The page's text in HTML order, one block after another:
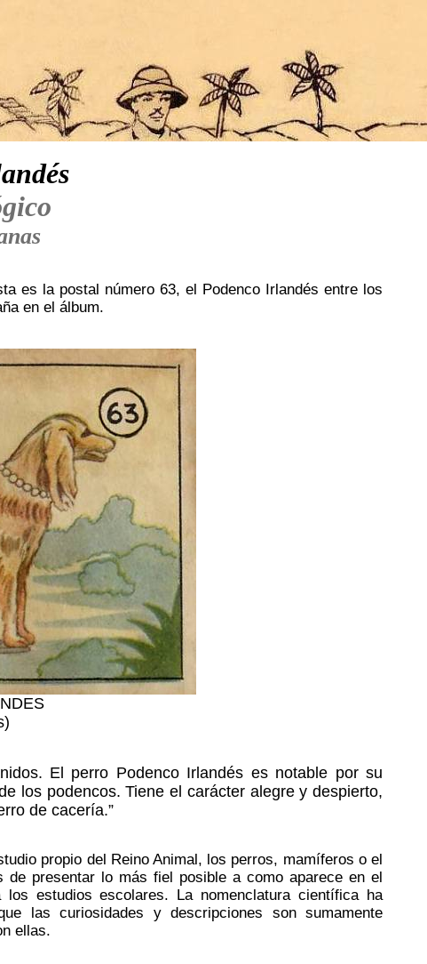
es la postal número 63, el Podenco Irlandés entre los
en el álbum.
El perro Podenco Irlandés es notable por su
los podencos. Tiene el carácter alegre y despierto,
de cacería.”
propio del Reino Animal, los perros, mamíferos o el
de presentar lo más fiel posible a como aparece en el
estudios escolares. La nomenclatura científica ha
las curiosidades y descripciones son sumamente
ellas.